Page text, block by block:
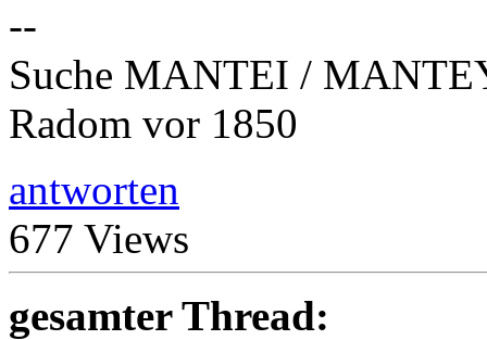
--
Suche MANTEI /
Radom vor 1850
antworten
677 Views
gesamter Thread: